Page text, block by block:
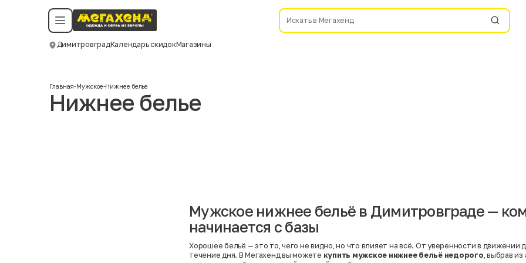
ДимитровградКалендарь скидокМагазины
Политика конфиденциальности
©️ Мегахенд 2026. Все права защищены.
Смотреть все даты
Главная-Мужское-Нижнее белье
Нижнее белье
Мужское нижнее бельё в Димитровграде —
начинается с базы
Хорошее бельё — это то, чего не видно, но что влияет на всё. От уверенности в движении
течение дня. В Мегахенд вы можете купить мужское нижнее бельё недорого , выбрав
Москва